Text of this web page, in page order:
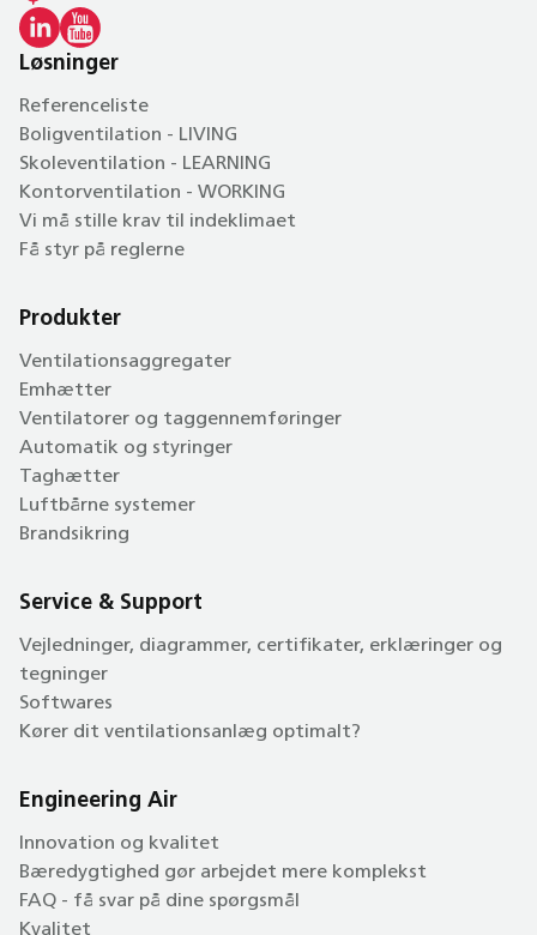
Løsninger
Referenceliste
Boligventilation - LIVING
Skoleventilation - LEARNING
Kontorventilation - WORKING
Vi må stille krav til indeklimaet
Få styr på reglerne
Produkter
Ventilationsaggregater
Emhætter
Ventilatorer og taggennemføringer
Automatik og styringer
Taghætter
Luftbårne systemer
Brandsikring
Service & Support
Vejledninger, diagrammer, certifikater, erklæringer og
tegninger
Softwares
Kører dit ventilationsanlæg optimalt?
Engineering Air
Innovation og kvalitet
Bæredygtighed gør arbejdet mere komplekst
FAQ - få svar på dine spørgsmål
Kvalitet